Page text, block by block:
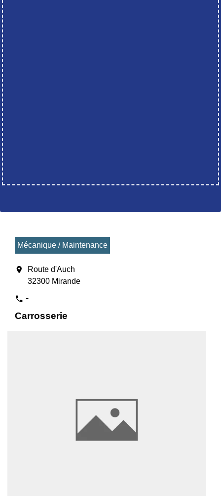
Mécanique / Maintenance
location_on
Route d'Auch
32300 Mirande
phone -
Carrosserie